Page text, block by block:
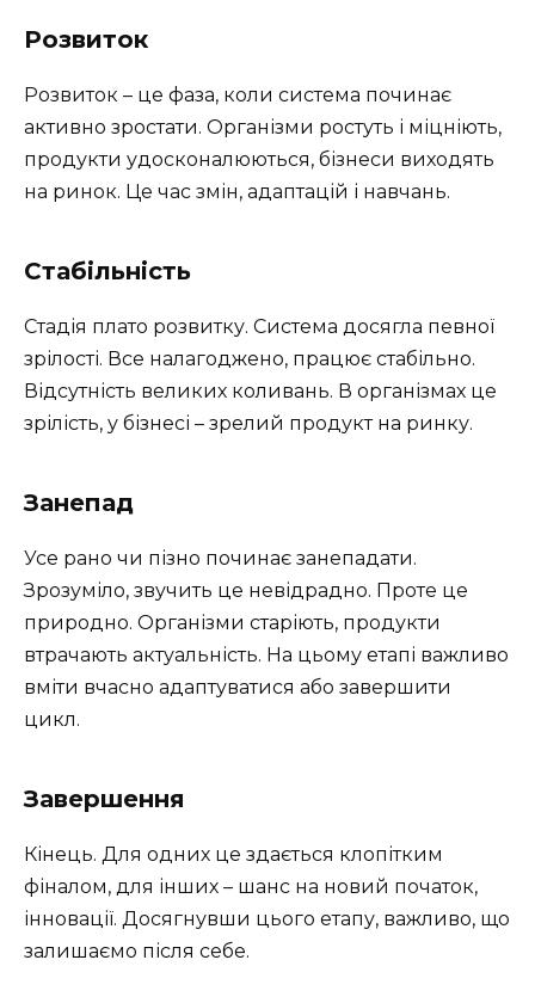
Розвиток
Розвиток – це фаза, коли система починає
активно зростати. Організми ростуть і міцніють,
продукти удосконалюються, бізнеси виходять
на ринок. Це час змін, адаптацій і навчань.
Стабільність
Стадія плато розвитку. Система досягла певної
зрілості. Все налагоджено, працює стабільно.
Відсутність великих коливань. В організмах це
зрілість, у бізнесі – зрелий продукт на ринку.
Занепад
Усе рано чи пізно починає занепадати.
Зрозуміло, звучить це невідрадно. Проте це
природно. Організми старіють, продукти
втрачають актуальність. На цьому етапі важливо
вміти вчасно адаптуватися або завершити
цикл.
Завершення
Кінець. Для одних це здається клопітким
фіналом, для інших – шанс на новий початок,
інновації. Досягнувши цього етапу, важливо, що
залишаємо після себе.